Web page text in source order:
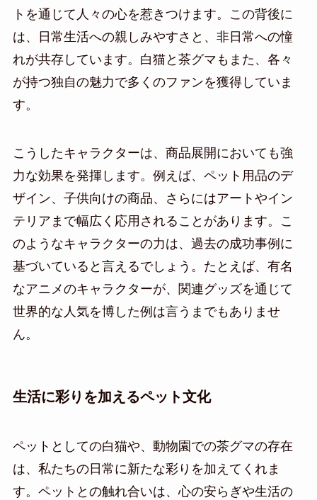
トを通じて人々の心を惹きつけます。この背後に
は、日常生活への親しみやすさと、非日常への憧
れが共存しています。白猫と茶グマもまた、各々
が持つ独自の魅力で多くのファンを獲得していま
す。
こうしたキャラクターは、商品展開においても強
力な効果を発揮します。例えば、ペット用品のデ
ザイン、子供向けの商品、さらにはアートやイン
テリアまで幅広く応用されることがあります。こ
のようなキャラクターの力は、過去の成功事例に
基づいていると言えるでしょう。たとえば、有名
なアニメのキャラクターが、関連グッズを通じて
世界的な人気を博した例は言うまでもありませ
ん。
生活に彩りを加えるペット文化
ペットとしての白猫や、動物園での茶グマの存在
は、私たちの日常に新たな彩りを加えてくれま
す。ペットとの触れ合いは、心の安らぎや生活の